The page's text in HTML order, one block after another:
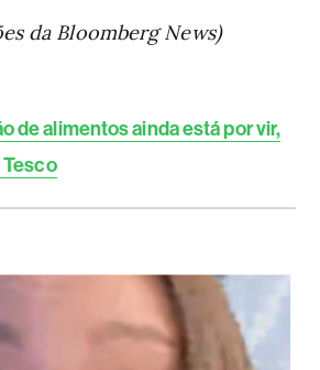
da Bloomberg News)
de alimentos ainda está por vir,